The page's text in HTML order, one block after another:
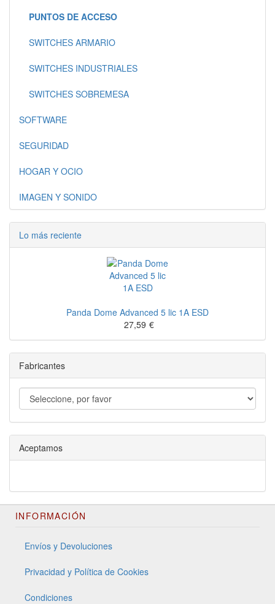
PUNTOS DE ACCESO
SWITCHES ARMARIO
SWITCHES INDUSTRIALES
SWITCHES SOBREMESA
SOFTWARE
SEGURIDAD
HOGAR Y OCIO
IMAGEN Y SONIDO
Lo más reciente
Panda Dome Advanced 5 lic 1A ESD
27,59 €
Fabricantes
Aceptamos
INFORMACIÓN
Envíos y Devoluciones
Privacidad y Política de Cookies
Condiciones